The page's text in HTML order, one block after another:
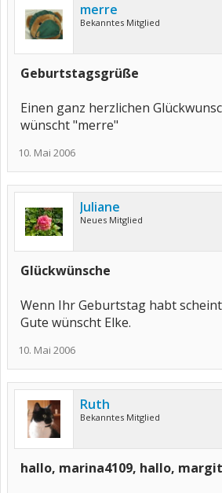
merre
Bekanntes Mitglied
Geburtstagsgrüße
Einen ganz herzlichen
wünscht "merre"
10. Mai 2006
Juliane
Neues Mitglied
Glückwünsche
Wenn Ihr Geburtstag habt scheint
Gute wünscht Elke.
10. Mai 2006
Ruth
Bekanntes Mitglied
hallo, marina4109, hallo,